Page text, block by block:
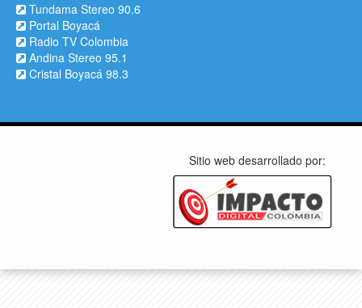
Tundama Stereo 90.6
Portal Boyacá
Radio TV Colombia
Andina Stereo 95.1
Cristal Boyacá 98.3
Sitio web desarrollado por: